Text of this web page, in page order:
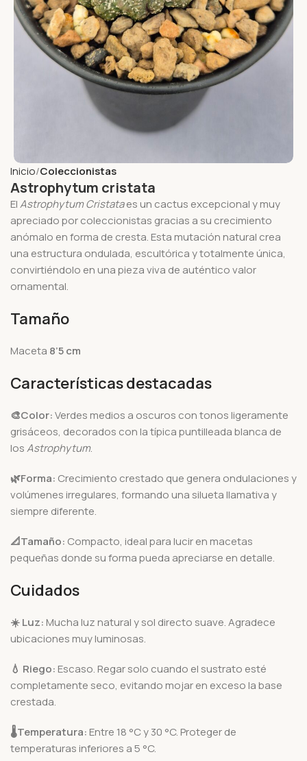
Inicio Coleccionistas
Astrophytum cristata
ElAstrophytum Cristataes un cactus excepcional y muy
apreciado por coleccionistas gracias a su crecimiento
anómalo en forma de cresta. Esta mutación natural crea
una estructura ondulada, escultórica y totalmente única,
convirtiéndolo en una pieza viva de auténtico valor
ornamental.
Tamaño
Maceta 8’5 cm
Características destacadas
🎨Color:Verdes medios a oscuros con tonos ligeramente
grisáceos, decorados con la típica puntilleada blanca de
losAstrophytum.
🌿Forma: Crecimiento crestado que genera ondulaciones y
volúmenes irregulares, formando una silueta llamativa y
siempre diferente.
📐Tamaño: Compacto, ideal para lucir en macetas
pequeñas donde su forma pueda apreciarse en detalle.
Cuidados
☀️Luz: Mucha luz natural y sol directo suave. Agradece
ubicaciones muy luminosas.
💧 Riego: Escaso. Regar solo cuando el sustrato esté
completamente seco, evitando mojar en exceso la base
crestada.
🌡️Temperatura: Entre 18 °C y 30 °C. Proteger de
temperaturas inferiores a 5 °C.